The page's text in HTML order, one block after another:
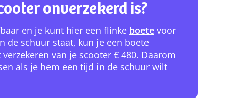
onverzekerd is?
en je kunt hier een flinke boete voor
de schuur staat, kun je een boete
van je scooter € 480. Daarom
als je hem een tijd in de schuur wilt